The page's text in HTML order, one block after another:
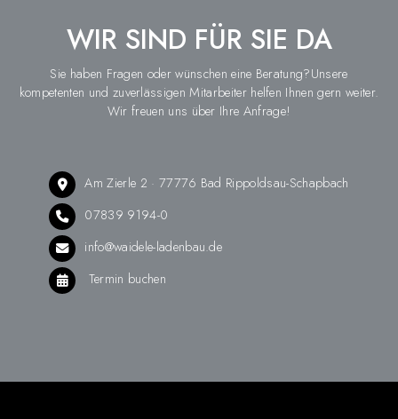
WIR SIND FÜR SIE DA
Sie haben Fragen oder wünschen eine Beratung?Unsere
kompetenten und zuverlässigen Mitarbeiter helfen Ihnen gern weiter.
Wir freuen uns über Ihre Anfrage!
Am Zierle 2 · 77776 Bad Rippoldsau-Schapbach
07839 9194-0
info@waidele-ladenbau.de
Termin buchen